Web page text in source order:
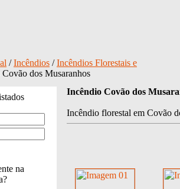
/Incêndios /Incêndios Florestais e
dos Musaranhos
na
Incêndio Covão dos
Incêndio florestal em Covão